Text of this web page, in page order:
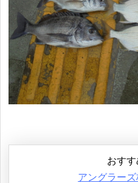
おす
アングラー